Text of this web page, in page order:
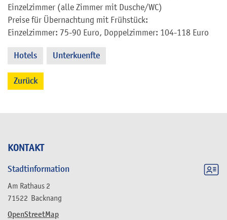
KONTAKT
Stadtinformation
Am Rathaus 2
71522 Backnang
OpenStreetMap
Einzelzimmer (alle Zimmer mit Dusche/WC)
Preise für Übernachtung mit Frühstück:
Einzelzimmer: 75-90 Euro, Doppelzimmer: 104-118 Euro
Hotels Unterkuenfte
Zurück